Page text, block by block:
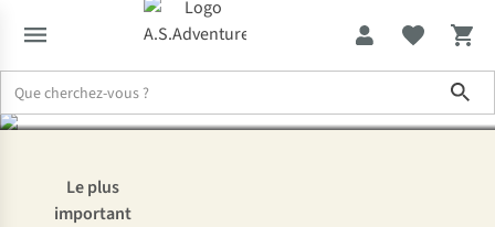
régler un sac à dos ?
Le plus
important